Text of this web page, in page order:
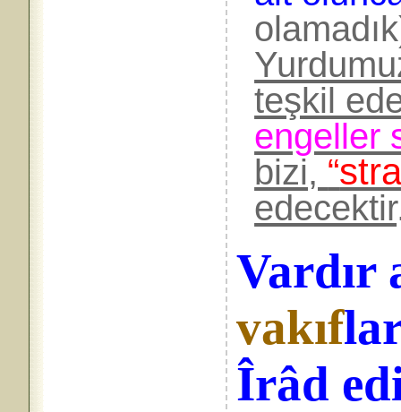
teşkil
engeller
bizi, “
edecektir
Vardır
vakıf
Îrâd